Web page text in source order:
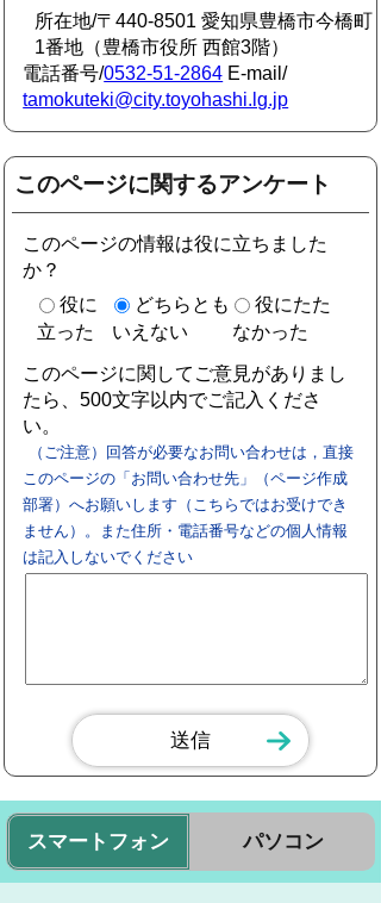
所在地/〒440-8501 愛知県豊橋市今橋町
1番地（豊橋市役所 西館3階）
電話番号/0532-51-2864 E-mail/
tamokuteki@city.toyohashi.lg.jp
このページに関するアンケート
このページの情報は役に立ちました
か？
役に
立った
どちらとも
いえない
役にたた
なかった
このページに関してご意見がありまし
たら、500文字以内でご記入くださ
い。
（ご注意）回答が必要なお問い合わせは，直接
このページの「お問い合わせ先」（ページ作成
部署）へお願いします（こちらではお受けでき
ません）。また住所・電話番号などの個人情報
は記入しないでください
スマートフォン パソコン